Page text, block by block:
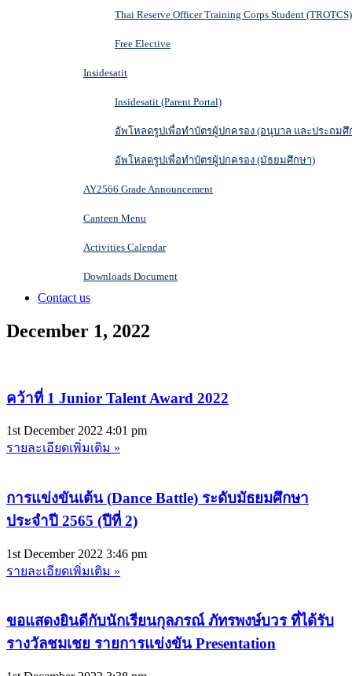
Thai Reserve Officer Training Corps Student (TROTCS)
Free Elective
Insidesatit
Insidesatit (Parent Portal)
อัพโหลดรูปเพื่อทำบัตรผู้ปกครอง (อนุบาล และประถมศึ
อัพโหลดรูปเพื่อทำบัตรผู้ปกครอง (มัธยมศึกษา)
AY2566 Grade Announcement
Canteen Menu
Activities Calendar
Downloads Document
Contact us
December 1, 2022
คว้าที่ 1 Junior Talent Award 2022
1st December 2022 4:01 pm
รายละเอียดเพิ่มเติม »
การแข่งขันเต้น (Dance Battle) ระดับมัธยมศึกษา
ประจำปี 2565 (ปีที่ 2)
1st December 2022 3:46 pm
รายละเอียดเพิ่มเติม »
ขอแสดงยินดีกับนักเรียนกุลภรณ์ ภัทรพงษ์บวร ที่ได้รับ
รางวัลชมเชย รายการแข่งขัน Presentation